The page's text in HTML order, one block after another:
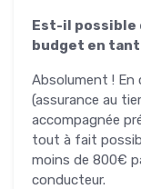
Est-il possible
budget en
Absolument !
(assurance au
accompagnée
tout à fait
moins de 800€
conducteur.